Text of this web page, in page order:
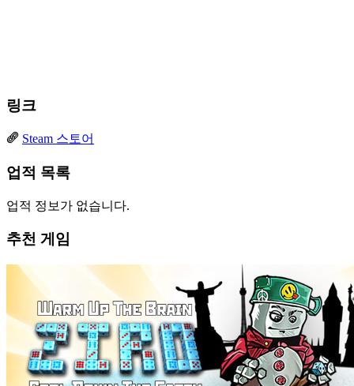
링크
Steam 스토어
업적 목록
업적 정보가 없습니다.
추천 게임